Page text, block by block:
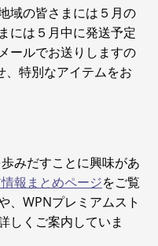
域の皆さまには５月の
には５月中に発送予定
ールでお送りしますの
、特別なアイテムをお
みだすことに興味があ
報まとめページをご覧
、WPNプレミアムスト
しくご案内していま